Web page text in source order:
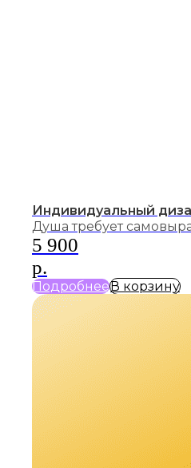
Индивидуальный
Душа требует
сделать крутой
в новом свете!
5 900
р.
ПодробнееВ корзину